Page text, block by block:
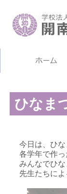
ひなま
今日は、ひな
各学年で作
みんなでひな
先生たちに